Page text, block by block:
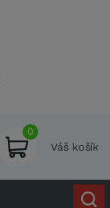
0
Váš košík